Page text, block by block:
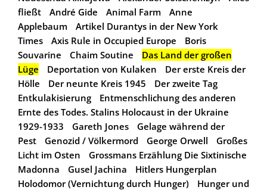
fließt
André Gide Animal Farm
Anne
Applebaum
Artikel Durantys in der New York
Times
Axis Rule in Occupied Europe
Boris
Souvarine
Chaim Soutine
Das Land der großen
Lüge
Deportation von Kulaken
Der erste Kreis der
Hölle
Der neunte Kreis 1945
Der zweite Tag
Entkulakisierung
Entmenschlichung des anderen
Ernte des Todes. Stalins Holocaust in der Ukraine
1929-1933
Gareth Jones
Gelage während der
Pest
Genozid / Völkermord George Orwell
Großes
Licht im Osten
Grossmans Erzählung Die Sixtinische
Madonna
Gusel Jachina
Hitlers Hungerplan
Holodomor (Vernichtung durch Hunger)
Hunger und